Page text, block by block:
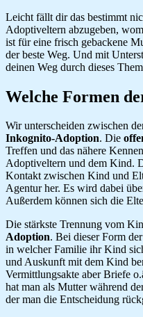
Leicht fällt dir das bestimmt
Adoptiveltern abzugeben,
ist für eine frisch gebackene
der beste Weg. Und mit
deinen Weg durch dieses
Welche Formen
Wir unterscheiden zwischen
Inkognito-Adoption. Die
Treffen und das nähere
Adoptiveltern und dem Kind.
Kontakt zwischen Kind und
Agentur her. Es wird dabei
Außerdem können sich die
Die stärkste Trennung vom
Adoption. Bei dieser Form
in welcher Familie ihr Kind
und Auskunft mit dem Kind
Vermittlungsakte aber Briefe
hat man als Mutter während
der man die Entscheidung